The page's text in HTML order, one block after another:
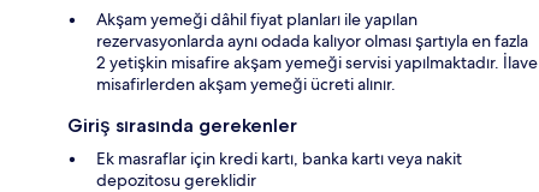
Akşam yemeği dâhil fiyat planları ile yapılan
rezervasyonlarda aynı odada kalıyor olması şartıyla en fazla
2 yetişkin misafire akşam yemeği servisi yapılmaktadır. İlave
misafirlerden akşam yemeği ücreti alınır.
Giriş sırasında gerekenler
Ek masraflar için kredi kartı, banka kartı veya nakit
depozitosu gereklidir